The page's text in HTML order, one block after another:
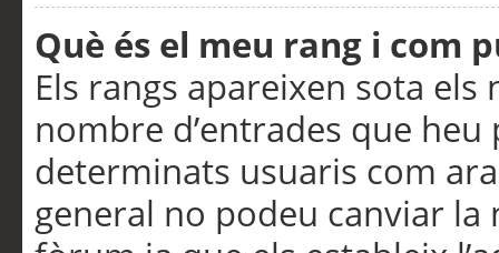
Què és el meu rang i com
Els rangs apareixen sota
nombre d’entrades que
determinats usuaris com
general no podeu canviar